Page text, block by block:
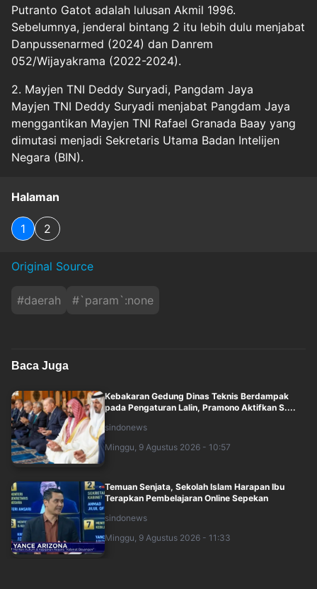
Putranto Gatot adalah lulusan Akmil 1996.
Sebelumnya, jenderal bintang 2 itu lebih dulu menjabat
Danpussenarmed (2024) dan Danrem
052/Wijayakrama (2022-2024).
2. Mayjen TNI Deddy Suryadi, Pangdam Jaya
Mayjen TNI Deddy Suryadi menjabat Pangdam Jaya
menggantikan Mayjen TNI Rafael Granada Baay yang
dimutasi menjadi Sekretaris Utama Badan Intelijen
Negara (BIN).
Halaman
1 2
Original Source
#daerah #`param`:none
Baca Juga
Kebakaran Gedung Dinas Teknis Berdampak
pada Pengaturan Lalin, Pramono Aktifkan S....
sindonews
Minggu, 9 Agustus 2026 - 10:57
Temuan Senjata, Sekolah Islam Harapan Ibu
Terapkan Pembelajaran Online Sepekan
sindonews
Minggu, 9 Agustus 2026 - 11:33